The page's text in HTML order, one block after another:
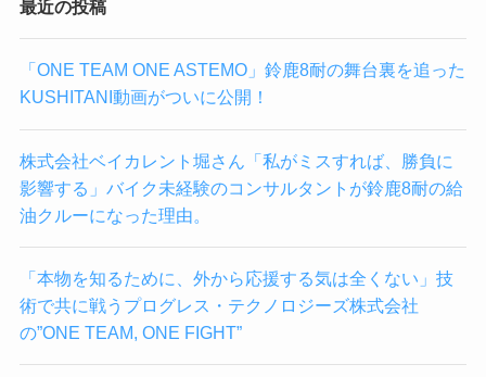
最近の投稿
「ONE TEAM ONE ASTEMO」鈴鹿8耐の舞台裏を追った
KUSHITANI動画がついに公開！
株式会社ベイカレント堀さん「私がミスすれば、勝負に
影響する」バイク未経験のコンサルタントが鈴鹿8耐の給
油クルーになった理由。
「本物を知るために、外から応援する気は全くない」技
術で共に戦うプログレス・テクノロジーズ株式会社
の”ONE TEAM, ONE FIGHT”